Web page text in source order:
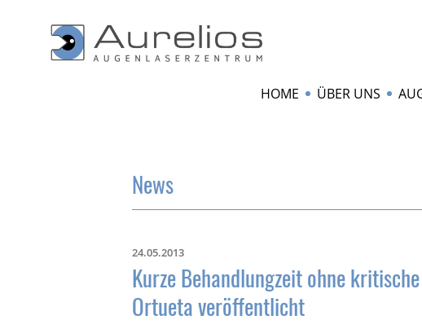
HOME ÜBER UNS
News
24.05.2013
Kurze Behandlungzeit ohne
Ortueta veröffentlicht